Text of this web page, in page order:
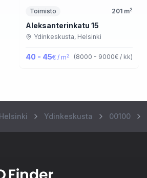
Toimisto 201m2
Aleksanterinkatu 15
Ydinkeskusta, Helsinki
40 - 45€ / m2 (8000 - 9000€ / kk)
Helsinki Ydinkeskusta 00100